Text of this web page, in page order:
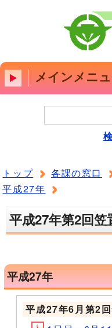
メインメニ
トップ 各課の窓口
平成27年
平成27年第2回
平成27年
平成27年6月第2